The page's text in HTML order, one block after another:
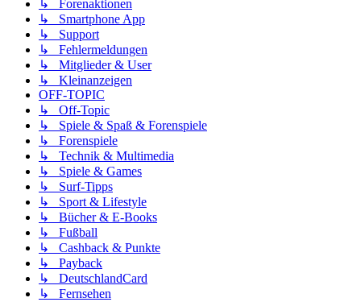
↳ Forenaktionen
↳ Smartphone App
↳ Support
↳ Fehlermeldungen
↳ Mitglieder & User
↳ Kleinanzeigen
OFF-TOPIC
↳ Off-Topic
↳ Spiele & Spaß & Forenspiele
↳ Forenspiele
↳ Technik & Multimedia
↳ Spiele & Games
↳ Surf-Tipps
↳ Sport & Lifestyle
↳ Bücher & E-Books
↳ Fußball
↳ Cashback & Punkte
↳ Payback
↳ DeutschlandCard
↳ Fernsehen